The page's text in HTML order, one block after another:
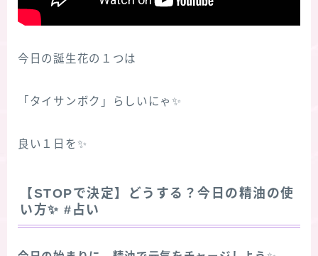
今日の誕生花の１つは
「タイサンボク」らしいにゃ✨
良い１日を✨
【STOPで決定】どうする？今日の精油の使
い方✨ #占い